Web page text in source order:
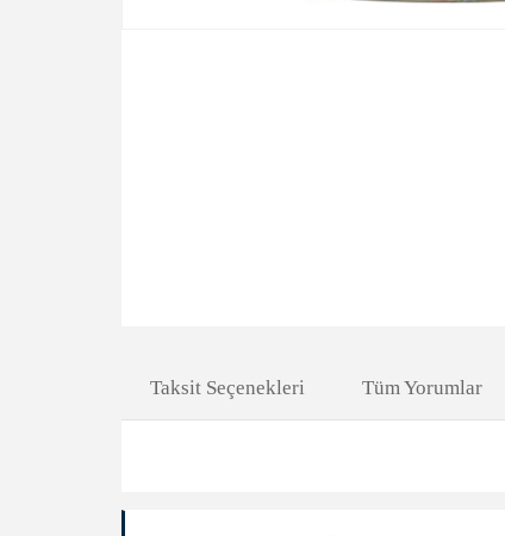
Taksit Seçenekleri Tüm Yorumlar